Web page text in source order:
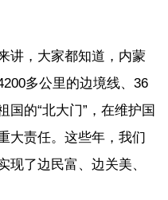
讲，大家都知道，内蒙
多公里的边境线、36
国的“北大门”，在维护国
大责任。这些年，我们
现了边民富、边关美、